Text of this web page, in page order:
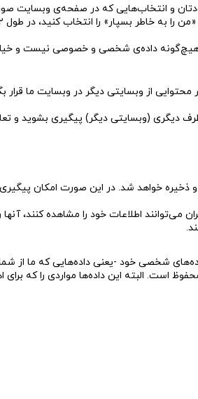
هیچ‌گونه داده‌ی شخصی و خصوصی نیست و
از وبسایتی دیگر در وبسایت ما
دیگری (وبسایتی دیگر) پیگیری بشوید و
ذخیره خواهد شد. در این صورت امکان
می‌توانند اطلاعات خود را مشاهده کنند،
شخصی خود -یعنی داده‌هایی که ما از
البته این داده‌ها مواردی را که برای